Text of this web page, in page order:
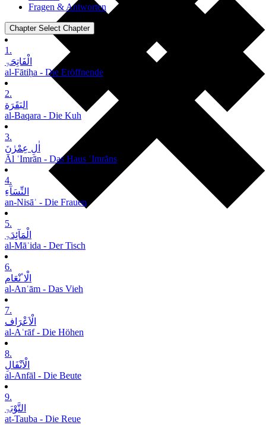
Fragen & Antworten
Chapter Select Chapter
1.
الْفَاتِحَۃِ
al-Fātiḥa - Die Eröffnende
2.
البَقَرَة
al-Baqara - Die Kuh
3.
اٰلِ عِمْرٰنَ
Āl ʿImrān - Das Haus ʿImrāns
4.
النِّسَآءِ
an-Nisāʾ - Die Frauen
5.
الْمَآئِدَۃِ
al-Māʾida - Der Tisch
6.
الْاٴنْعَام
al-Anʿām - Das Vieh
7.
الْاَعْرَاف
al-Aʿrāf - Die Höhen
8.
الْاَنْفَالِ
al-Anfāl - Die Beute
9.
التَّوْبَۃِ
at-Tauba - Die Reue